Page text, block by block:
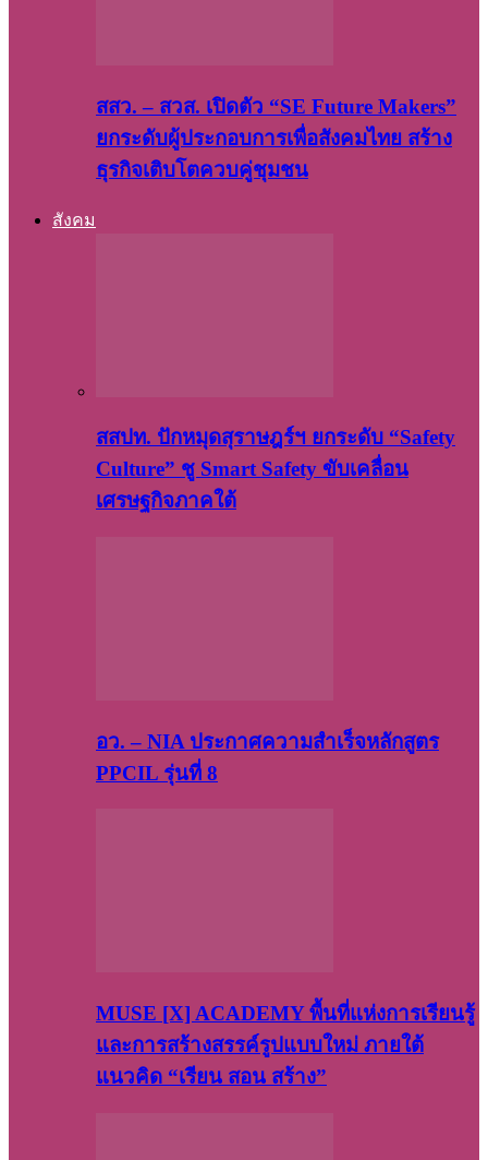
สสว. – สวส. เปิดตัว “SE Future Makers”
ยกระดับผู้ประกอบการเพื่อสังคมไทย สร้าง
ธุรกิจเติบโตควบคู่ชุมชน
สังคม
สสปท. ปักหมุดสุราษฎร์ฯ ยกระดับ “Safety
Culture” ชู Smart Safety ขับเคลื่อน
เศรษฐกิจภาคใต้
อว. – NIA ประกาศความสำเร็จหลักสูตร
PPCIL รุ่นที่ 8
MUSE [X] ACADEMY พื้นที่แห่งการเรียนรู้
และการสร้างสรรค์รูปแบบใหม่ ภายใต้
แนวคิด “เรียน สอน สร้าง”